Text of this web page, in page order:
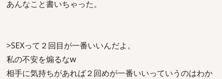
あんなこと書いちゃった。
>SEXって２回目が一番いいんだよ。
私の不安を煽るなw
相手に気持ちがあれば２回めが一番いいっていうのはわか